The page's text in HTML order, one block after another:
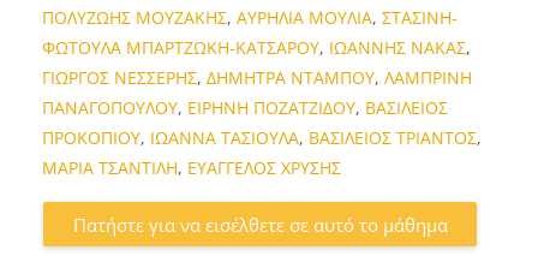
ΠΟΛΥΖΩΗΣ ΜΟΥΖΑΚΗΣ, ΑΥΡΗΛΙΑ ΜΟΥΛΙΑ, ΣΤΑΣΙΝΗ-
ΦΩΤΟΥΛΑ ΜΠΑΡΤΖΩΚΗ-ΚΑΤΣΑΡΟΥ, ΙΩΑΝΝΗΣ ΝΑΚΑΣ,
ΓΙΩΡΓΟΣ ΝΕΣΣΕΡΗΣ, ΔΗΜΗΤΡΑ ΝΤΑΜΠΟΥ, ΛΑΜΠΡΙΝΗ
ΠΑΝΑΓΟΠΟΥΛΟΥ, ΕΙΡΗΝΗ ΠΟΖΑΤΖΙΔΟΥ, ΒΑΣΙΛΕΙΟΣ
ΠΡΟΚΟΠΙΟΥ, ΙΩΑΝΝΑ ΤΑΣΙΟΥΛΑ, ΒΑΣΙΛΕΙΟΣ ΤΡΙΑΝΤΟΣ,
ΜΑΡΙΑ ΤΣΑΝΤΙΛΗ, ΕΥΑΓΓΕΛΟΣ ΧΡΥΣΗΣ
Πατήστε για να εισέλθετε σε αυτό το μάθημα